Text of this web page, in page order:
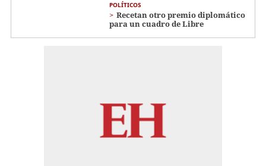
POLÍTICOS
Recetan otro premio diplomático
para un cuadro de Libre